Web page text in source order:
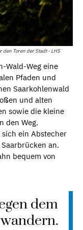
den Toren der Stadt - LHS
Wald-Weg eine
Pfaden und
Saarkohlenwald
und alten
sowie die kleine
den Weg.
ein Abstecher
an.
bequem von
dem